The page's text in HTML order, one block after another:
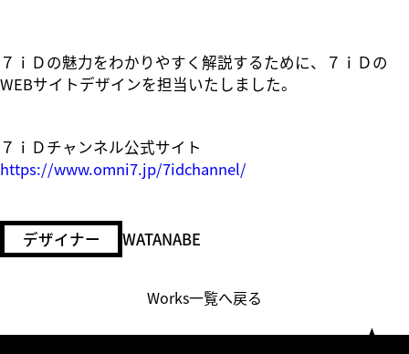
７ｉＤの魅力をわかりやすく解説するために、７ｉＤの
WEBサイトデザインを担当いたしました。
７ｉＤチャンネル公式サイト
https://www.omni7.jp/7idchannel/
デザイナー WATANABE
Works一覧へ戻る